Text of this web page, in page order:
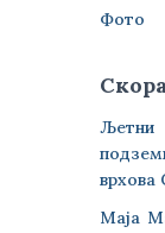
Фото
врхова
Maja